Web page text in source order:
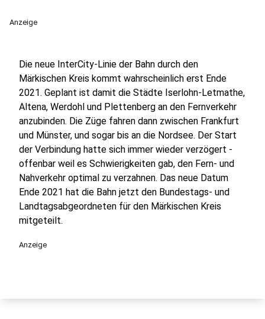
Anzeige
Die neue InterCity-Linie der Bahn durch den
Märkischen Kreis kommt wahrscheinlich erst Ende
2021. Geplant ist damit die Städte Iserlohn-Letmathe,
Altena, Werdohl und Plettenberg an den Fernverkehr
anzubinden. Die Züge fahren dann zwischen Frankfurt
und Münster, und sogar bis an die Nordsee. Der Start
der Verbindung hatte sich immer wieder verzögert -
offenbar weil es Schwierigkeiten gab, den Fern- und
Nahverkehr optimal zu verzahnen. Das neue Datum
Ende 2021 hat die Bahn jetzt den Bundestags- und
Landtagsabgeordneten für den Märkischen Kreis
mitgeteilt.
Anzeige